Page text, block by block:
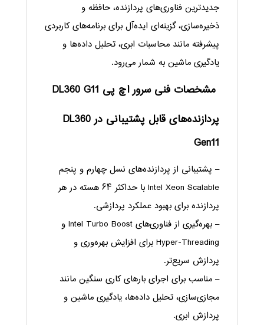
جدیدترین فناوری‌های پردازنده، حافظه و
ذخیره‌سازی، گزینه‌ای ایده‌آل برای برنامه‌های کاربردی
پیشرفته مانند محاسبات ابری، تحلیل داده‌ها و
یادگیری ماشین به شمار می‌رود.
مشخصات فنی سرور اچ پی DL360 G11
پردازنده‌های قابل پشتیبانی در DL360
Gen11
– پشتیبانی از پردازنده‌های نسل چهارم و پنجم
Intel Xeon Scalable با حداکثر ۶۴ هسته در هر
پردازنده برای بهبود عملکرد پردازشی.
– بهره‌گیری از فناوری‌های Intel Turbo Boost و
Hyper-Threading برای افزایش بهره‌وری و
پردازش سریع‌تر.
– مناسب برای اجرای بارهای کاری سنگین مانند
مجازی‌سازی، تحلیل داده‌ها، یادگیری ماشین و
پردازش ابری.